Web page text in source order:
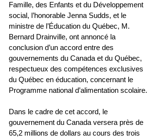
Famille, des Enfants et du Développement
social, l’honorable Jenna Sudds, et le
ministre de l’Éducation du Québec, M.
Bernard Drainville, ont annoncé la
conclusion d’un accord entre des
gouvernements du Canada et du Québec,
respectueux des compétences exclusives
du Québec en éducation, concernant le
Programme national d’alimentation scolaire.
Dans le cadre de cet accord, le
gouvernement du Canada versera près de
65,2 millions de dollars au cours des trois